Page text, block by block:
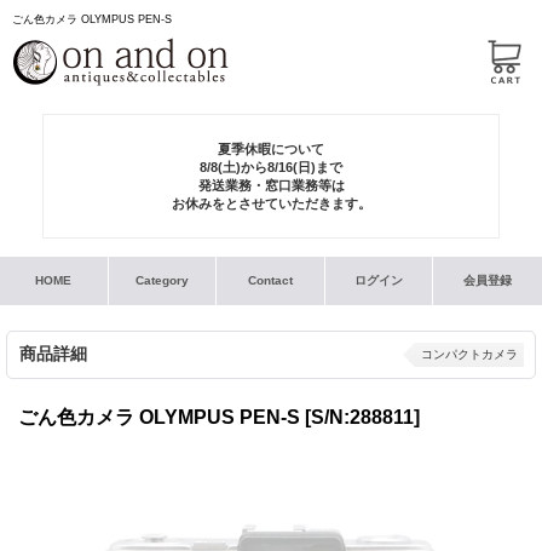
ごん色カメラ OLYMPUS PEN-S
夏季休暇について
8/8(土)から8/16(日)まで
発送業務・窓口業務等は
お休みをとさせていただきます。
HOME Category Contact ログイン 会員登録
商品詳細 コンパクトカメラ
ごん色カメラ OLYMPUS PEN-S [S/N:288811]